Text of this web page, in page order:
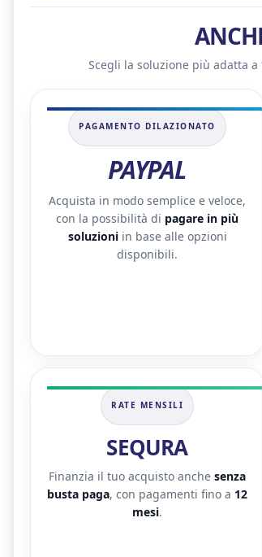
Scegli la soluzione più adatta
PAGAMENTO DILAZIONATO
PAYPAL
Acquista in modo semplice e veloce,
con la possibilità di pagare in più
soluzioniin base alle opzioni
disponibili.
RATE MENSILI
SEQURA
Finanzia il tuo acquisto anche senza
busta paga, con pagamenti fino a 12
mesi.